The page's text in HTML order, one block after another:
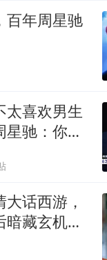
百年周星驰
太喜欢男生
驰：你不
话西游，
藏玄机，